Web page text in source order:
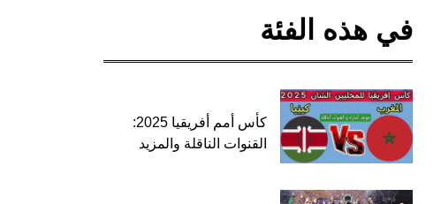
في هذه الفئة
كأس أمم أفريقيا 2025:
القنوات الناقلة والمزيد